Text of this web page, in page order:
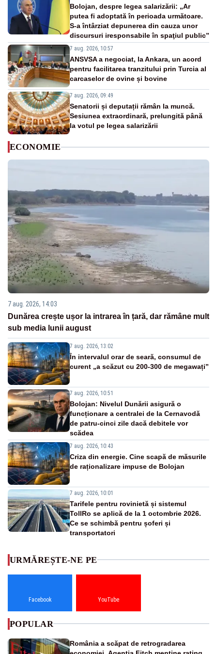
Bolojan, despre legea salarizării: „Ar
putea fi adoptată în perioada următoare.
S-a întârziat depunerea din cauza unor
discursuri iresponsabile în spaţiul public”
7 aug. 2026, 10:57
ANSVSA a negociat, la Ankara, un acord
pentru facilitarea tranzitului prin Turcia al
carcaselor de ovine și bovine
7 aug. 2026, 09:49
Senatorii și deputații rămân la muncă.
Sesiunea extraordinară, prelungită până
la votul pe legea salarizării
ECONOMIE
7 aug. 2026, 14:03
Dunărea crește ușor la intrarea în țară, dar rămâne mult
sub media lunii august
7 aug. 2026, 13:02
În intervalul orar de seară, consumul de
curent „a scăzut cu 200-300 de megawați”
7 aug. 2026, 10:51
Bolojan: Nivelul Dunării asigură o
funcționare a centralei de la Cernavodă
de patru-cinci zile dacă debitele vor
scădea
7 aug. 2026, 10:43
Criza din energie. Cine scapă de măsurile
de raționalizare impuse de Bolojan
7 aug. 2026, 10:01
Tarifele pentru rovinietă și sistemul
TollRo se aplică de la 1 octombrie 2026.
Ce se schimbă pentru șoferi și
transportatori
URMĂREȘTE-NE PE
Facebook YouTube
POPULAR
România a scăpat de retrogradarea